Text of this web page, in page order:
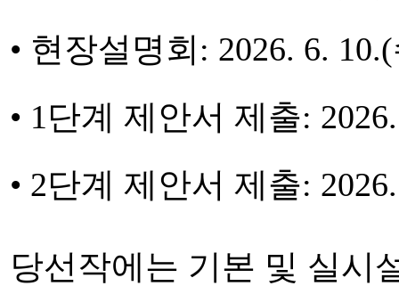
• 현장설명회: 2026. 6.
• 1단계 제안서 제출:
• 2단계 제안서 제출:
당선작에는 기본 및 실시